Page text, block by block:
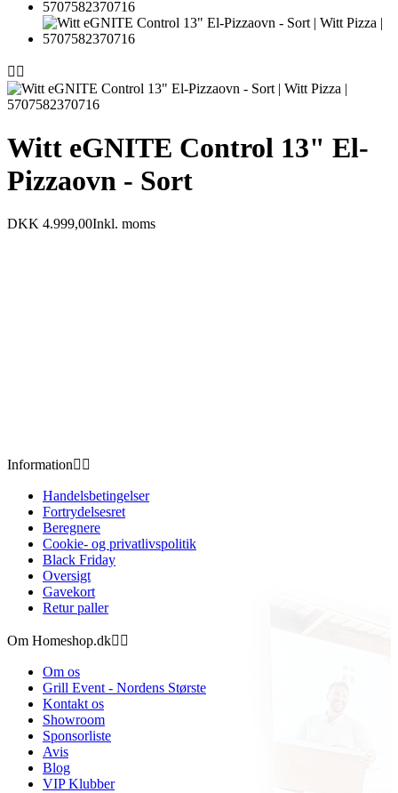
 
Witt eGNITE Control 13" El-
Pizzaovn - Sort
DKK 4.999,00Inkl. moms
Information 
Handelsbetingelser
Fortrydelsesret
Beregnere
Cookie- og privatlivspolitik
Black Friday
Oversigt
Gavekort
Retur paller
Om Homeshop.dk 
Om os
Grill Event - Nordens Største
Kontakt os
Showroom
Sponsorliste
Avis
Blog
VIP Klubber